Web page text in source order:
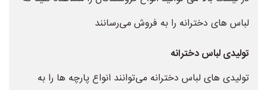
لباس های دخترانه را به فروش می‌رسانند
تولیدی لباس دخترانه
تولیدی های لباس دخترانه می‌توانند انواع پارچه ها را به